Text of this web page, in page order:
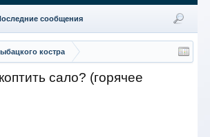
костра
сало? (горячее
сообщения